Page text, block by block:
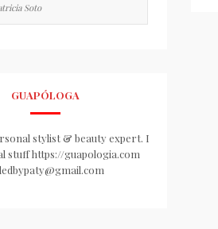
Soto
GUAPÓLOGA
stylist & beauty expert. I
stuff https://guapologia.com